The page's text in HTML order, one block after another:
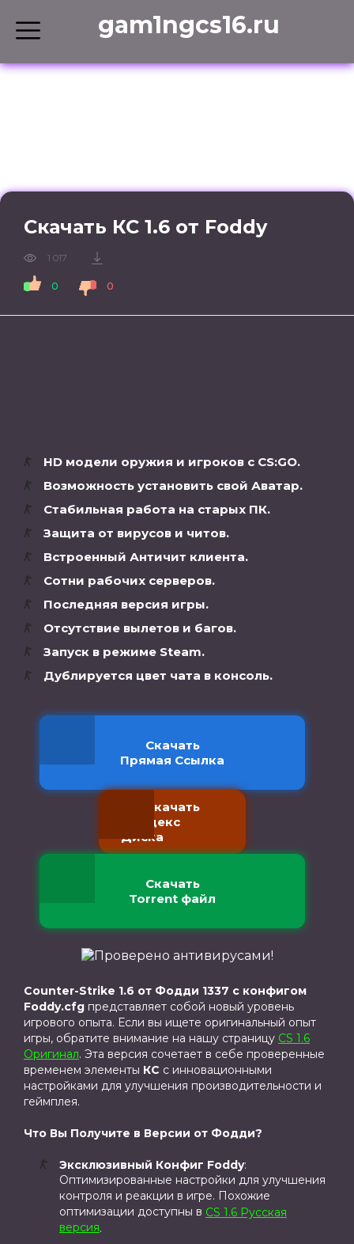
gam1ngcs16.ru
Скачать КС 1.6 от Foddy
1 017
0 0
HD модели оружия и игроков с CS:GO.
Возможность установить свой Аватар.
Стабильная работа на старых ПК.
Защита от вирусов и читов.
Встроенный Античит клиента.
Сотни рабочих серверов.
Последняя версия игры.
Отсутствие вылетов и багов.
Запуск в режиме Steam.
Дублируется цвет чата в консоль.
Скачать
Прямая Ссылка
Скачать
с Яндекс
Диска
Скачать
Torrent файл
Counter-Strike 1.6 от Фодди 1337 с конфигом
Foddy.cfg представляет собой новый уровень
игрового опыта. Если вы ищете оригинальный опыт
игры, обратите внимание на нашу страницу CS 1.6
Оригинал. Эта версия сочетает в себе проверенные
временем элементы КС с инновационными
настройками для улучшения производительности и
геймплея.
Что Вы Получите в Версии от Фодди?
Эксклюзивный Конфиг Foddy:
Оптимизированные настройки для улучшения
контроля и реакции в игре. Похожие
оптимизации доступны в CS 1.6 Русская
версия.